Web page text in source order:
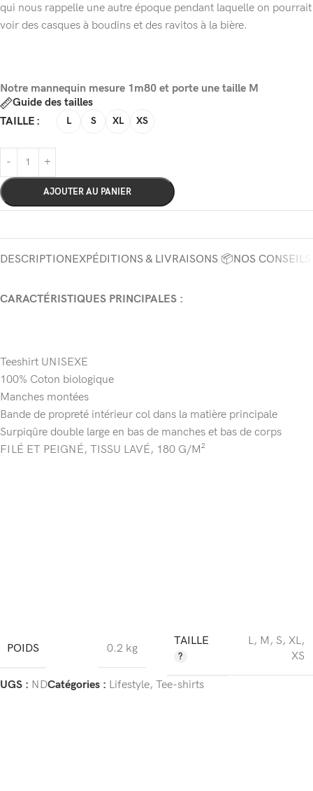
qui nous rappelle une autre époque pendant laquelle on pourrait
voir des casques à boudins et des ravitos à la bière.
Notre mannequin mesure 1m80 et porte une taille M
Guide des tailles
TAILLE
L S XL XS
AJOUTER AU PANIER
DESCRIPTIONEXPÉDITIONS & LIVRAISONS 📦NOS
CARACTÉRISTIQUES PRINCIPALES :
Teeshirt UNISEXE
100% Coton biologique
Manches montées
Bande de propreté intérieur col dans la matière principale
Surpiqûre double large en bas de manches et bas de corps
FILÉ ET PEIGNÉ, TISSU LAVÉ, 180 G/M²
POIDS 0.2 kg
TAILLE L, M, S, XL,
XS
UGS : NDCatégories : Lifestyle, Tee-shirts